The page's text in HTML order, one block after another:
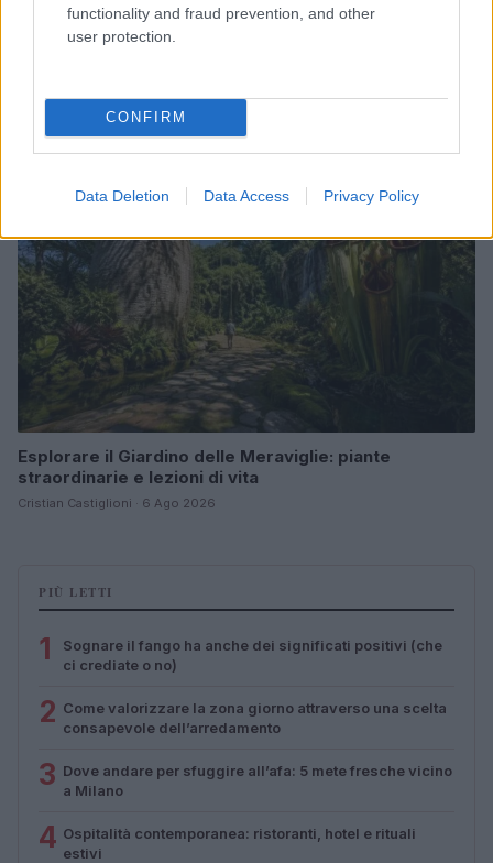
functionality and fraud prevention, and other
user protection.
CONFIRM
Data Deletion Data Access Privacy Policy
Beatrice Bonaventura · 6 Ago 2026
Esplorare il Giardino delle Meraviglie: piante
straordinarie e lezioni di vita
Cristian Castiglioni · 6 Ago 2026
PIÙ LETTI
1
Sognare il fango ha anche dei significati positivi (che
ci crediate o no)
2 Come valorizzare la zona giorno attraverso una scelta
consapevole dell’arredamento
3 Dove andare per sfuggire all’afa: 5 mete fresche vicino
a Milano
4 Ospitalità contemporanea: ristoranti, hotel e rituali
estivi